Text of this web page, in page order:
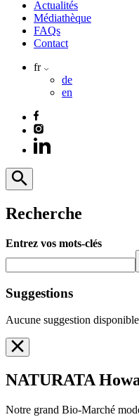
Actualités
Médiathèque
FAQs
Contact
fr
de
en
Recherche
Entrez vos mots-clés
Suggestions
Aucune suggestion
NATURATA
Notre grand Bio-Marché